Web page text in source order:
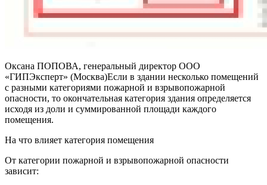
Оксана ПОПОВА, генеральный директор ООО
«ГИПЭксперт» (Москва)Если в здании несколько помещений
с разными категориями пожарной и взрывопожарной
опасности, то окончательная категория здания определяется
исходя из доли и суммированной площади каждого
помещения.
На что влияет категория помещения
От категории пожарной и взрывопожарной опасности
зависит: